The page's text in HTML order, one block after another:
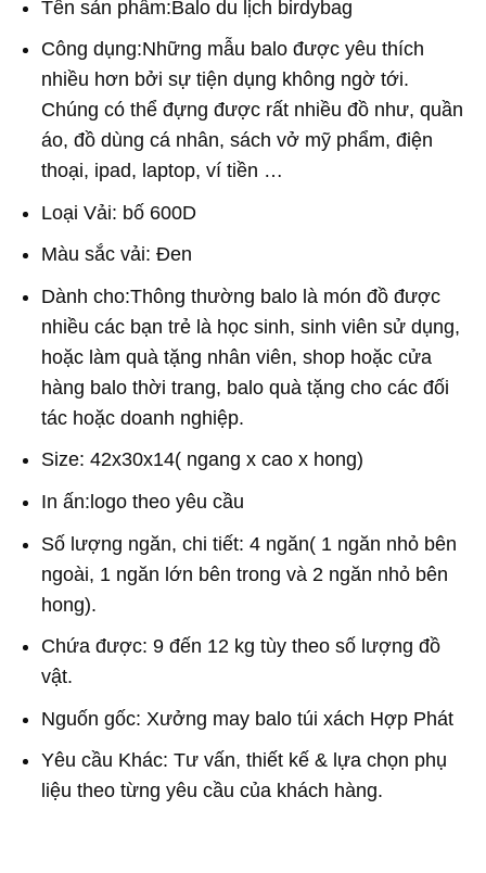
Tên sản phẩm:Balo du lịch birdybag
Công dụng:Những mẫu balo được yêu thích
nhiều hơn bởi sự tiện dụng không ngờ tới.
Chúng có thể đựng được rất nhiều đồ như, quần
áo, đồ dùng cá nhân, sách vở mỹ phẩm, điện
thoại, ipad, laptop, ví tiền …
Loại Vải: bố 600D
Màu sắc vải: Đen
Dành cho:Thông thường balo là món đồ được
nhiều các bạn trẻ là học sinh, sinh viên sử dụng,
hoặc làm quà tặng nhân viên, shop hoặc cửa
hàng balo thời trang, balo quà tặng cho các đối
tác hoặc doanh nghiệp.
Size: 42x30x14( ngang x cao x hong)
In ấn:logo theo yêu cầu
Số lượng ngăn, chi tiết: 4 ngăn( 1 ngăn nhỏ bên
ngoài, 1 ngăn lớn bên trong và 2 ngăn nhỏ bên
hong).
Chứa được: 9 đến 12 kg tùy theo số lượng đồ
vật.
Nguốn gốc: Xưởng may balo túi xách Hợp Phát
Yêu cầu Khác: Tư vấn, thiết kế & lựa chọn phụ
liệu theo từng yêu cầu của khách hàng.